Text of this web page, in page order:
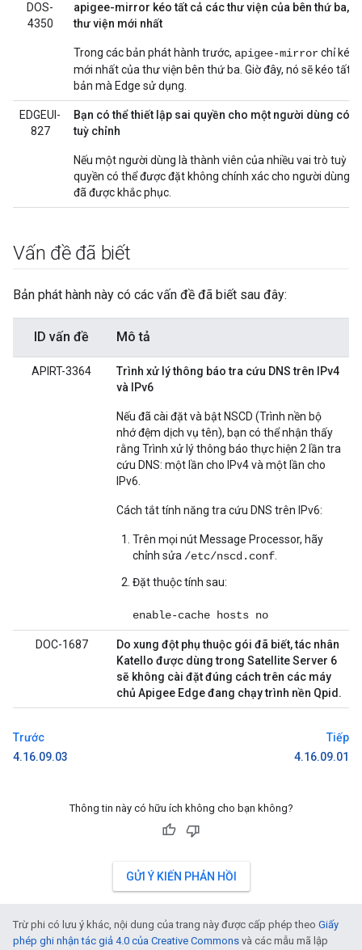
DOS-
4350
apigee-mirror kéo tất cả các thư viện của bên thứ ba,
thư viện mới nhất
Trong các bản phát hành trước, apigee-mirrorchỉ kéo
mới nhất của thư viện bên thứ ba. Giờ đây, nó sẽ kéo tất
bản mà Edge sử dụng.
EDGEUI-
827
Bạn có thể thiết lập sai quyền cho một người dùng có
tuỳ chỉnh
Nếu một người dùng là thành viên của nhiều vai trò tuỳ
quyền có thể được đặt không chính xác cho người dùng
đã được khắc phục.
Vấn đề đã biết
Bản phát hành này có các vấn đề đã biết sau đây:
ID vấn đề Mô tả
APIRT-3364
Trình xử lý thông báo tra cứu DNS trên IPv4
và IPv6
Nếu đã cài đặt và bật NSCD (Trình nền bộ
nhớ đệm dịch vụ tên), bạn có thể nhận thấy
rằng Trình xử lý thông báo thực hiện 2 lần tra
cứu DNS: một lần cho IPv4 và một lần cho
IPv6.
Cách tắt tính năng tra cứu DNS trên IPv6:
Trên mọi nút Message Processor, hãy
chỉnh sửa /etc/nscd.conf
Đặt thuộc tính sau:
enable-cache hosts no
DOC-1687
Do xung đột phụ thuộc gói đã biết, tác nhân
Katello được dùng trong Satellite Server 6
sẽ không cài đặt đúng cách trên các máy
chủ Apigee Edge đang chạy trình nền Qpid.
Trước
4.16.09.03
Tiếp
4.16.09.01
Thông tin này có hữu ích không cho bạn không?
GỬI Ý KIẾN PHẢN HỒI
Trừ phi có lưu ý khác, nội dung của trang này được cấp phép theo Giấy
phép ghi nhận tác giả 4.0 của Creative Commons và các mẫu mã lập